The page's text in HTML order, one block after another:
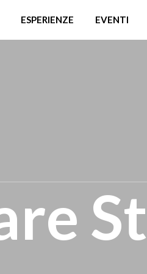
ESPERIENZE EVENTI